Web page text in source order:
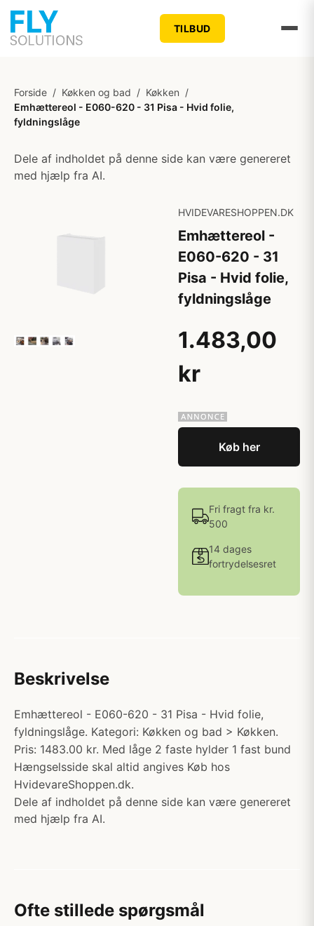
TILBUD
Forside / Køkken og bad / Køkken /
Emhættereol - E060-620 - 31 Pisa - Hvid folie,
fyldningslåge
Dele af indholdet på denne side kan være genereret
med hjælp fra AI.
HVIDEVARESHOPPEN.DK
Emhættereol -
E060-620 - 31
Pisa - Hvid folie,
fyldningslåge
1.483,00
kr
Køb her
Fri fragt fra kr.
500
14 dages
fortrydelsesret
Beskrivelse
Emhættereol - E060-620 - 31 Pisa - Hvid folie,
fyldningslåge. Kategori: Køkken og bad > Køkken.
Pris: 1483.00 kr. Med låge 2 faste hylder 1 fast bund
Hængselsside skal altid angives Køb hos
HvidevareShoppen.dk.
Dele af indholdet på denne side kan være genereret
med hjælp fra AI.
Ofte stillede spørgsmål